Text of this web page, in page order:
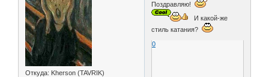
Откуда: Kherson (TAVRIK)
Поздравляю!
И какой-же
стиль катания?
0